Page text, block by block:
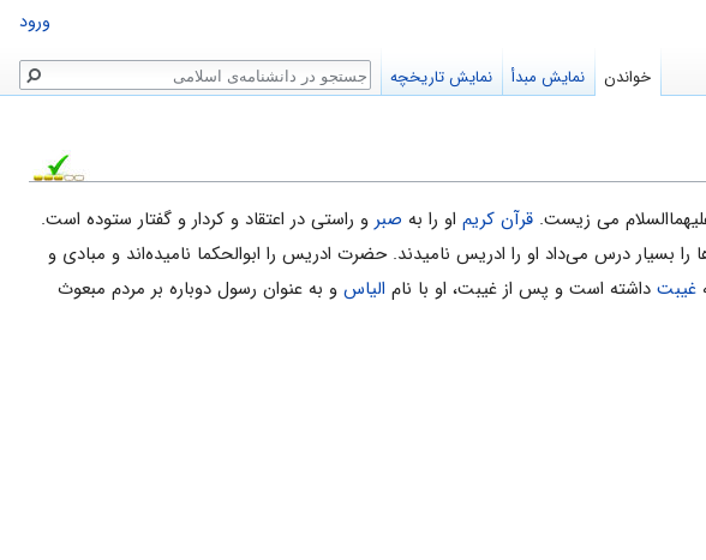
می زیست. قرآن کریم او را به صبر و راستی در اعتقاد و کردار و گفتار ستوده است.
درس می‌داد او را ادریس نامیدند. حضرت ادریس را ابوالحکما نامیده‌اند و مبادی و
غیبت داشته است و پس از غیبت، او با نام الیاس و به عنوان رسول دوباره بر مردم مبعوث
ورود
خواندن نمایش مبدأ نمایش تاریخچه جستجو